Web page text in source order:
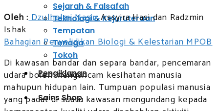
Sejarah & Falsafah
Teknologi & Kejuruteraan
Tempatan
Tenaga
Tokoh
Pengiklanan
Sains Shop
Oleh :Dzulhelmi Nasir, Assyira Hasi dan Radzmin
Ishak
Bahagian Penyelidikan Biologi & Kelestarian MPOB
Di kawasan bandar dan separa bandar, pencemaran
udara boleh mengancam kesihatan manusia
mahupun hidupan lain. Tumpuan populasi manusia
yang padat di suatu kawasan mengundang kepada